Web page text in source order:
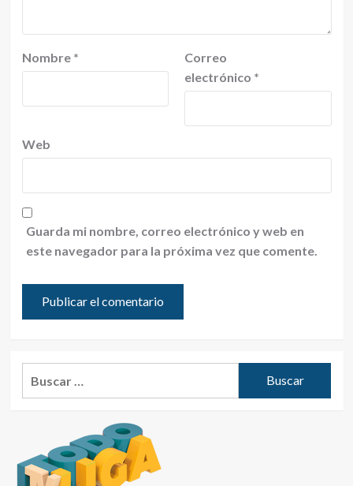
Nombre *
Correo
electrónico *
Web
Guarda mi nombre, correo electrónico y web en
este navegador para la próxima vez que comente.